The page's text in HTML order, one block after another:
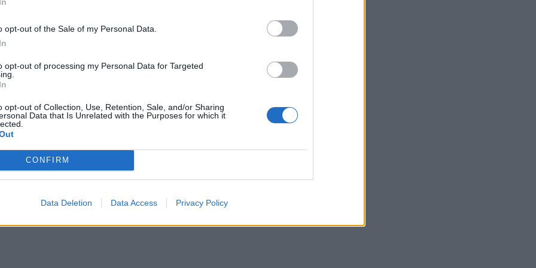
opt-out of the Sale of my Personal Data.
opt-out of processing my Personal Data for Targeted
opt-out of Collection, Use, Retention, Sale, and/or Sharing
Data that Is Unrelated with the Purposes for which it
CONFIRM
Data Deletion Data Access Privacy Policy
του αναπληρωτή υπουργού
της τραγωδίας
με τον πρωθυπουργό το βράδυ της
νεκρούς στο...